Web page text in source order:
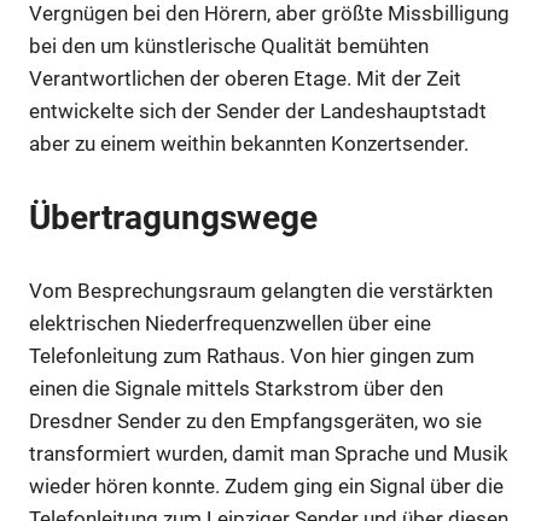
Anzeige
Vergnügen bei den Hörern, aber größte Missbilligung
bei den um künstlerische Qualität bemühten
Verantwortlichen der oberen Etage. Mit der Zeit
entwickelte sich der Sender der Landeshauptstadt
aber zu einem weithin bekannten Konzertsender.
Übertragungswege
Vom Besprechungsraum gelangten die verstärkten
elektrischen Niederfrequenzwellen über eine
Telefonleitung zum Rathaus. Von hier gingen zum
einen die Signale mittels Starkstrom über den
Dresdner Sender zu den Empfangsgeräten, wo sie
transformiert wurden, damit man Sprache und Musik
wieder hören konnte. Zudem ging ein Signal über die